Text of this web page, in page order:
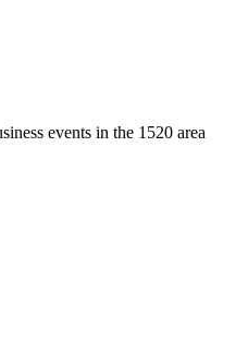
events in the 1520 area